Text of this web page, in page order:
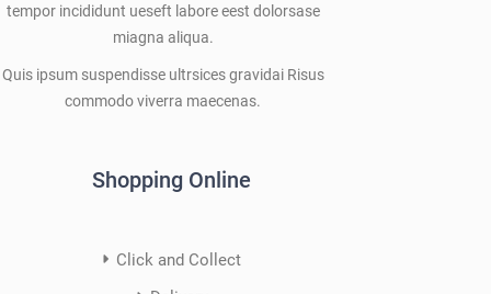
tempor incididunt ueseft labore eest dolorsase
miagna aliqua.
Quis ipsum suspendisse ultrsices gravidai Risus
commodo viverra maecenas.
Shopping Online
Click and Collect